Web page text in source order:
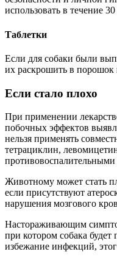
использовать в течение
Таблетки
Если для собаки были
их раскрошить в
Если стало плохо
При применении
побочных эффектов
нельзя применять
тетрациклин,
противовоспалительными
Животному может стать
если присутствуют
нарушения мозгового
Настораживающим
при котором собака будет
избежание инфекций,